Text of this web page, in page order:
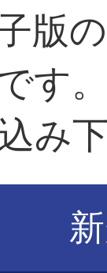
版
す
み